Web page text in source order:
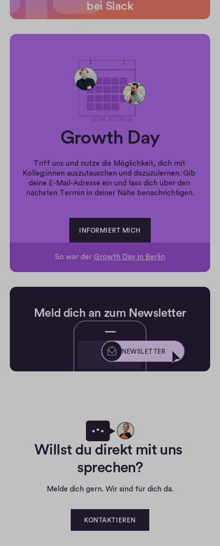
bei Slack
EINLADUNG
Growth Day
Triff uns und nutze die Möglichkeit, dich mit
Kolleg:innen auszutauschen und dazuzulernen. Gib
deine E-Mail-Adresse ein und lass dich über den
nächsten Termin in deiner Nähe benachrichtigen.
INFORMIERT MICH
So war der Growth Day in Berlin
NEWSLETTER
Meld dich an zum Newsletter
Willst du direkt mit uns
sprechen?
Melde dich gern. Wir sind für dich da.
KONTAKTIEREN